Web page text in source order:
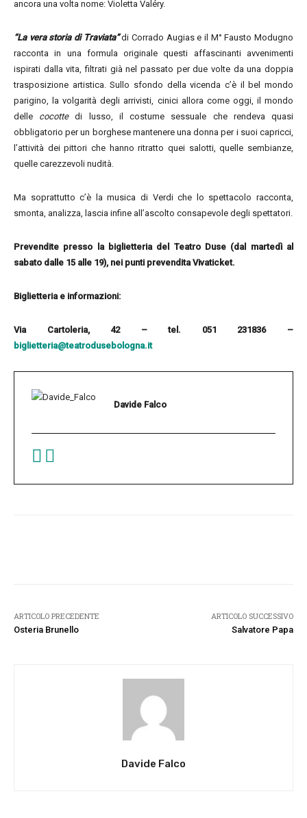
ancora una volta nome: Violetta Valéry.
“La vera storia di Traviata”di Corrado Augias e il M° Fausto Modugno
racconta in una formula originale questi affascinanti avvenimenti
ispirati dalla vita, filtrati già nel passato per due volte da una doppia
trasposizione artistica. Sullo sfondo della vicenda c’è il bel mondo
parigino, la volgarità degli arrivisti, cinici allora come oggi, il mondo
delle cocottedi lusso, il costume sessuale che rendeva quasi
obbligatorio per un borghese mantenere una donna per i suoi capricci,
l’attività dei pittori che hanno ritratto quei salotti, quelle sembianze,
quelle carezzevoli nudità.
Ma soprattutto c’è la musica di Verdi che lo spettacolo racconta,
smonta, analizza, lascia infine all’ascolto consapevole degli spettatori.
Prevendite presso la biglietteria del Teatro Duse (dal martedì al
sabato dalle 15 alle 19), nei punti prevendita Vivaticket.
Biglietteria e informazioni:
Via Cartoleria, 42 – tel. 051 231836 –
biglietteria@teatrodusebologna.it
Davide Falco
ARTICOLO PRECEDENTE
Osteria Brunello
ARTICOLO SUCCESSIVO
Salvatore Papa
Davide Falco